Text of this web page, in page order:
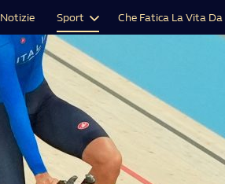
Notizie Sport Che Fatica La Vita